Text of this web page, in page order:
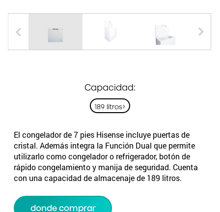
Capacidad:
189 litros>
El congelador de 7 pies Hisense incluye puertas de
cristal. Además integra la Función Dual que permite
utilizarlo como congelador o refrigerador, botón de
rápido congelamiento y manija de seguridad. Cuenta
con una capacidad de almacenaje de 189 litros.
donde comprar